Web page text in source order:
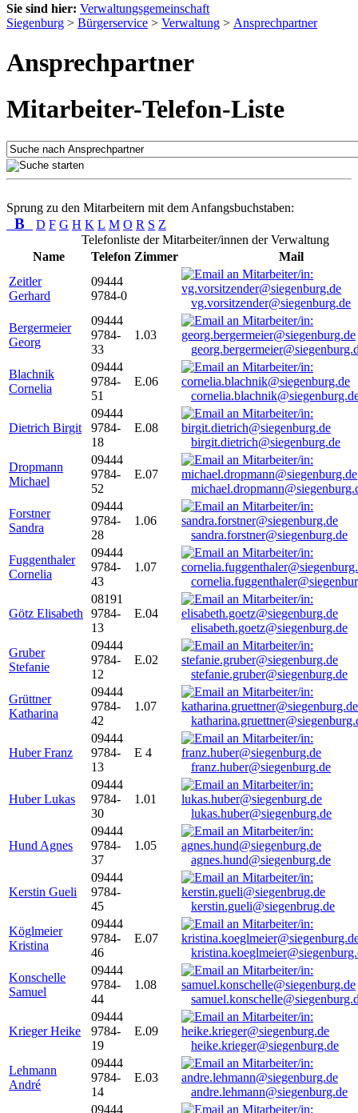
Sie sind hier: Verwaltungsgemeinschaft
Siegenburg > Bürgerservice > Verwaltung > Ansprechpartner
Ansprechpartner
Mitarbeiter-Telefon-Liste
Sprung zu den Mitarbeitern mit dem Anfangsbuchstaben:
B D F G H K L M O R S Z
Telefonliste der Mitarbeiter/innen der Verwaltung
Name
Telefon Zimmer
Mail
Zeitler
Gerhard
09444
9784-0
vg.vorsitzender@siegenburg.de
Bergermeier
Georg
09444
9784-
33
1.03
Blachnik
Cornelia
09444
9784-
51
E.06
Dietrich Birgit
09444
9784-
18
E.08
birgit.dietrich@siegenburg.de
Dropmann
Michael
09444
9784-
52
E.07
Forstner
Sandra
09444
9784-
28
1.06
sandra.forstner@siegenburg.de
Fuggenthaler
Cornelia
09444
9784-
43
1.07
Götz Elisabeth
08191
9784-
13
E.04
elisabeth.goetz@siegenburg.de
Gruber
Stefanie
09444
9784-
12
E.02
stefanie.gruber@siegenburg.de
Grüttner
Katharina
09444
9784-
42
1.07
Huber Franz
09444
9784-
13
E 4
franz.huber@siegenburg.de
Huber Lukas
09444
9784-
30
1.01
lukas.huber@siegenburg.de
Hund Agnes
09444
9784-
37
1.05
agnes.hund@siegenburg.de
Kerstin Gueli
09444
9784-
45
kerstin.gueli@siegenbrug.de
Köglmeier
Kristina
09444
9784-
46
E.07
Konschelle
Samuel
09444
9784-
44
1.08
Krieger Heike
09444
9784-
19
E.09
heike.krieger@siegenburg.de
Lehmann
André
09444
9784-
14
E.03
andre.lehmann@siegenburg.de
09444